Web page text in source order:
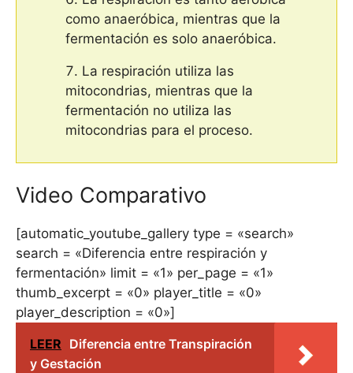
como anaeróbica, mientras que la
fermentación es solo anaeróbica.
La respiración utiliza las
mitocondrias, mientras que la
fermentación no utiliza las
mitocondrias para el proceso.
Video Comparativo
[automatic_youtube_gallery type = «search»
search = «Diferencia entre respiración y
fermentación» limit = «1» per_page = «1»
thumb_excerpt = «0» player_title = «0»
player_description = «0»]
LEER Diferencia entre Transpiración
y Gestación